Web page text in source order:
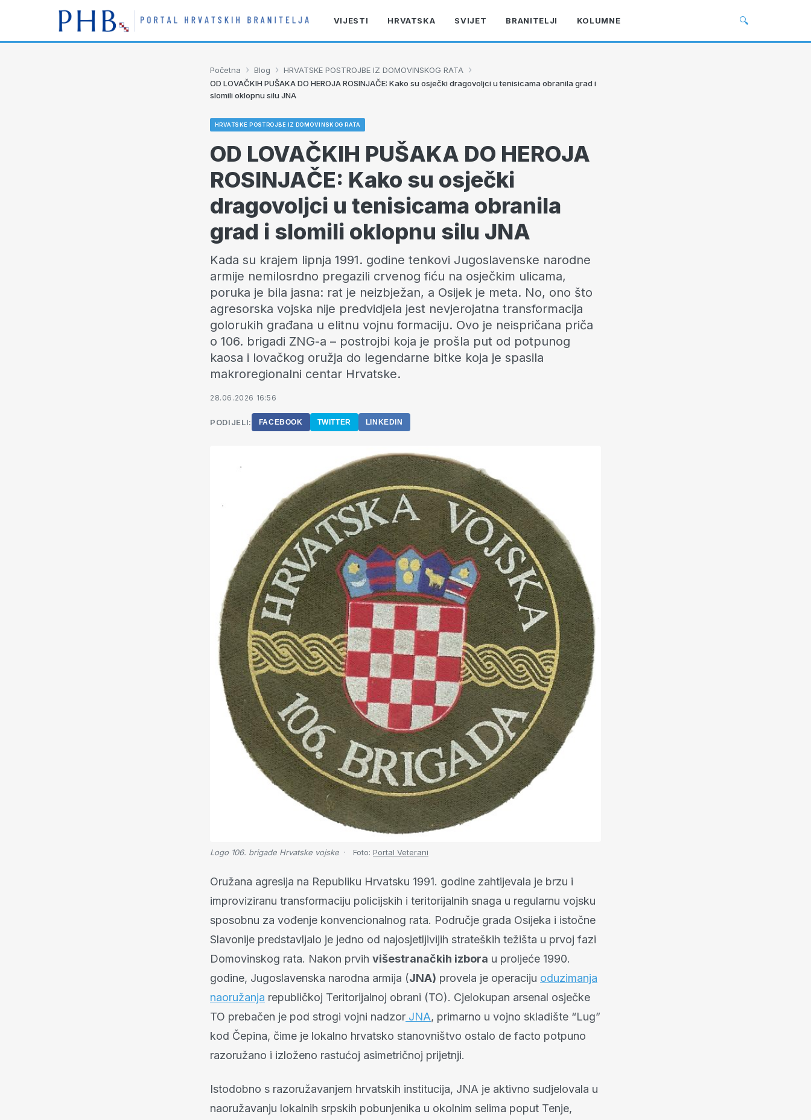
VIJESTI HRVATSKA SVIJET BRANITELJI KOLUMNE 🔍
Početna › Blog › HRVATSKE POSTROJBE IZ DOMOVINSKOG RATA ›
OD LOVAČKIH PUŠAKA DO HEROJA ROSINJAČE: Kako su osječki dragovoljci u tenisicama obranila grad i
slomili oklopnu silu JNA
HRVATSKE POSTROJBE IZ DOMOVINSKOG RATA
OD LOVAČKIH PUŠAKA DO HEROJA
ROSINJAČE: Kako su osječki
dragovoljci u tenisicama obranila
grad i slomili oklopnu silu JNA
Kada su krajem lipnja 1991. godine tenkovi Jugoslavenske narodne
armije nemilosrdno pregazili crvenog fiću na osječkim ulicama,
poruka je bila jasna: rat je neizbježan, a Osijek je meta. No, ono što
agresorska vojska nije predvidjela jest nevjerojatna transformacija
golorukih građana u elitnu vojnu formaciju. Ovo je neispričana priča
o 106. brigadi ZNG-a – postrojbi koja je prošla put od potpunog
kaosa i lovačkog oružja do legendarne bitke koja je spasila
makroregionalni centar Hrvatske.
28.06.2026 16:56
PODIJELI: FACEBOOK TWITTER LINKEDIN
Logo 106. brigade Hrvatske vojske Foto: Portal Veterani
Oružana agresija na Republiku Hrvatsku 1991. godine zahtijevala je brzu i
improviziranu transformaciju policijskih i teritorijalnih snaga u regularnu vojsku
sposobnu za vođenje konvencionalnog rata. Područje grada Osijeka i istočne
Slavonije predstavljalo je jedno od najosjetljivijih strateških težišta u prvoj fazi
Domovinskog rata. Nakon prvih višestranačkih izbora u proljeće 1990.
godine, Jugoslavenska narodna armija (JNA) provela je operaciju oduzimanja
naoružanja republičkoj Teritorijalnoj obrani (TO). Cjelokupan arsenal osječke
TO prebačen je pod strogi vojni nadzor JNA, primarno u vojno skladište “Lug”
kod Čepina, čime je lokalno hrvatsko stanovništvo ostalo de facto potpuno
razoružano i izloženo rastućoj asimetričnoj prijetnji.
Istodobno s razoružavanjem hrvatskih institucija, JNA je aktivno sudjelovala u
naoružavanju lokalnih srpskih pobunjenika u okolnim selima poput Tenje,